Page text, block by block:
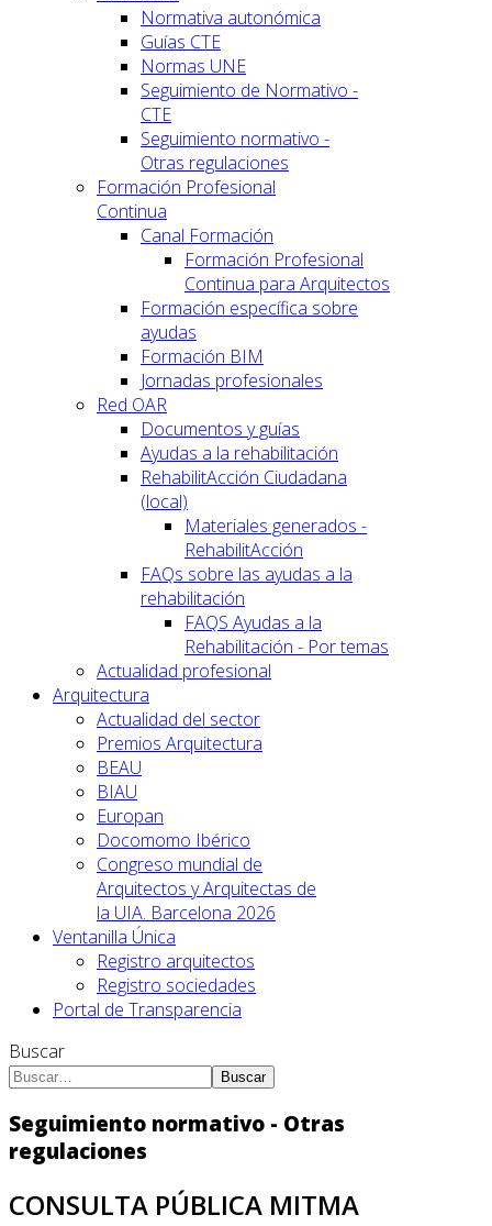
Normativa autonómica
Guías CTE
Normas UNE
Seguimiento de Normativo -
CTE
Seguimiento normativo -
Otras regulaciones
Formación Profesional
Continua
Canal Formación
Formación Profesional
Continua para Arquitectos
Formación específica sobre
ayudas
Formación BIM
Jornadas profesionales
Red OAR
Documentos y guías
Ayudas a la rehabilitación
RehabilitAcción Ciudadana
(local)
Materiales generados -
RehabilitAcción
FAQs sobre las ayudas a la
rehabilitación
FAQS Ayudas a la
Rehabilitación - Por temas
Actualidad profesional
Arquitectura
Actualidad del sector
Premios Arquitectura
BEAU
BIAU
Europan
Docomomo Ibérico
Congreso mundial de
Arquitectos y Arquitectas de
la UIA. Barcelona 2026
Ventanilla Única
Registro arquitectos
Registro sociedades
Portal de Transparencia
Buscar
Buscar
Seguimiento normativo - Otras
regulaciones
CONSULTA PÚBLICA MITMA